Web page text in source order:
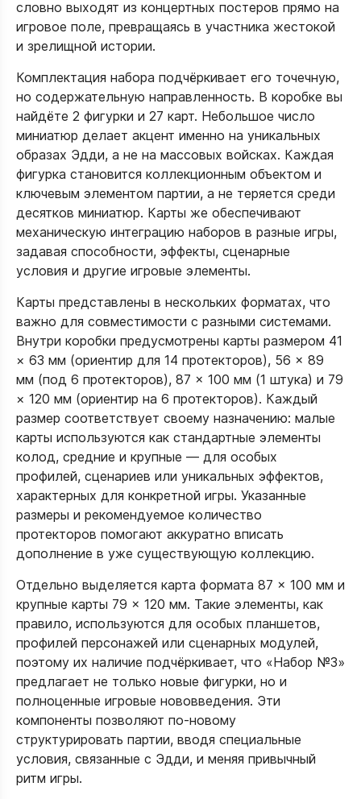
словно выходят из концертных постеров прямо на
игровое поле, превращаясь в участника жестокой
и зрелищной истории.​
Комплектация набора подчёркивает его точечную,
но содержательную направленность. В коробке вы
найдёте 2 фигурки и 27 карт. Небольшое число
миниатюр делает акцент именно на уникальных
образах Эдди, а не на массовых войсках. Каждая
фигурка становится коллекционным объектом и
ключевым элементом партии, а не теряется среди
десятков миниатюр. Карты же обеспечивают
механическую интеграцию наборов в разные игры,
задавая способности, эффекты, сценарные
условия и другие игровые элементы.​
Карты представлены в нескольких форматах, что
важно для совместимости с разными системами.
Внутри коробки предусмотрены карты размером 41
× 63 мм (ориентир для 14 протекторов), 56 × 89
мм (под 6 протекторов), 87 × 100 мм (1 штука) и 79
× 120 мм (ориентир на 6 протекторов). Каждый
размер соответствует своему назначению: малые
карты используются как стандартные элементы
колод, средние и крупные — для особых
профилей, сценариев или уникальных эффектов,
характерных для конкретной игры. Указанные
размеры и рекомендуемое количество
протекторов помогают аккуратно вписать
дополнение в уже существующую коллекцию.​
Отдельно выделяется карта формата 87 × 100 мм и
крупные карты 79 × 120 мм. Такие элементы, как
правило, используются для особых планшетов,
профилей персонажей или сценарных модулей,
поэтому их наличие подчёркивает, что «Набор №3»
предлагает не только новые фигурки, но и
полноценные игровые нововведения. Эти
компоненты позволяют по‑новому
структурировать партии, вводя специальные
условия, связанные с Эдди, и меняя привычный
ритм игры.​